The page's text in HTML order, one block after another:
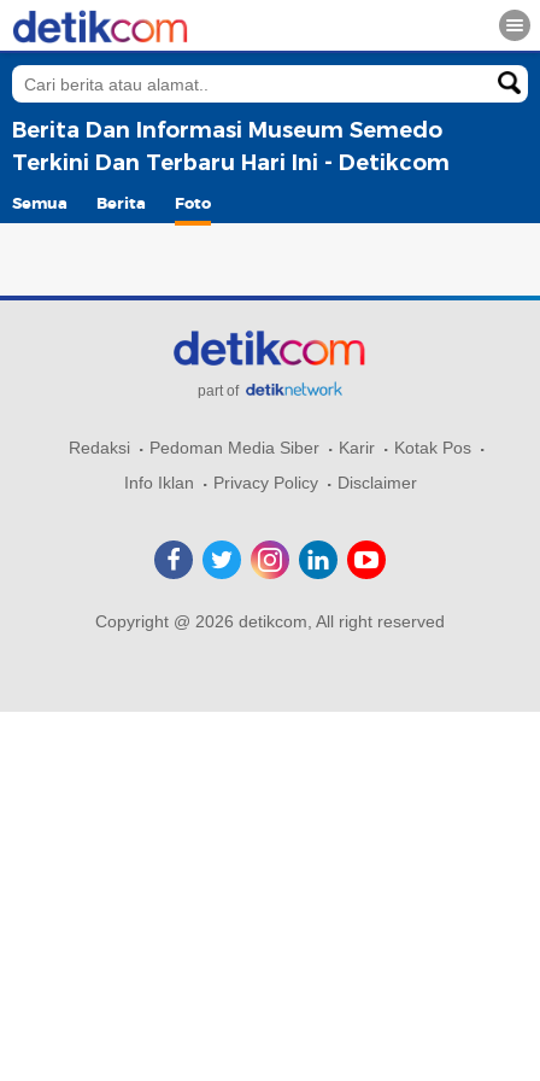
Berita Dan Informasi Museum Semedo
Terkini Dan Terbaru Hari Ini - Detikcom
Semua Berita Foto
part of
Redaksi Pedoman Media Siber Karir
Kotak Pos
Info Iklan
Privacy Policy Disclaimer
Copyright @ 2026 detikcom, All right reserved